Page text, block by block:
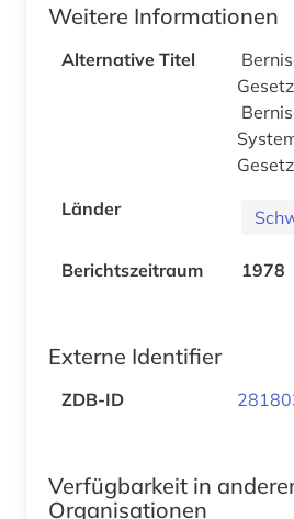
Weitere Informationen
Alternative Titel
Länder
Berichtszeitraum 1978
Externe Identifier
ZDB-ID
Verfügbarkeit in
Organisationen